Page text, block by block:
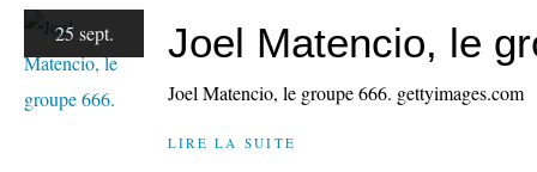
25 sept. Joel Matencio, le
Joel Matencio, le groupe 666. gettyimages.com
LIRE LA SUITE